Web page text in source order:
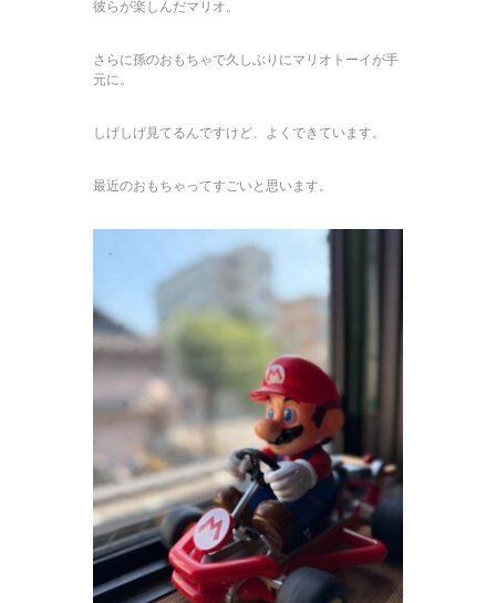
彼らが楽しんだマリオ。
さらに孫のおもちゃで久しぶりにマリオトーイが手
元に。
しげしげ見てるんですけど、よくできています。
最近のおもちゃってすごいと思います。